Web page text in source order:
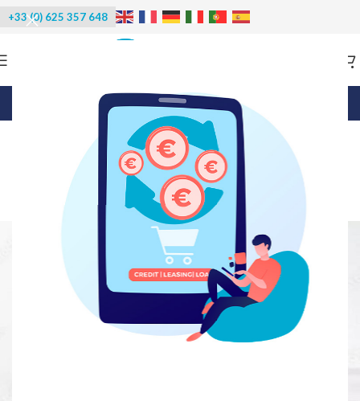
+33 (0) 625 357 648
Blog
CONSEILS ET INFORMATIONS
Entretien et nettoyage d’une
machine à glaçons